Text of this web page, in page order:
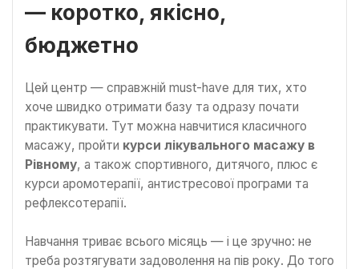
— коротко, якісно,
бюджетно
Цей центр — справжній must-have для тих, хто
хоче швидко отримати базу та одразу почати
практикувати. Тут можна навчитися класичного
масажу, пройти курси лікувального масажу в
Рівному, а також спортивного, дитячого, плюс є
курси аромотерапії, антистресової програми та
рефлексотерапії.
Навчання триває всього місяць — і це зручно: не
треба розтягувати задоволення на пів року. До того